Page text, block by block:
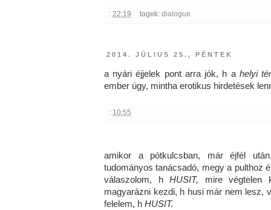
: 22:19 tagek: dialogue
2014. JÚLIUS 25., PÉNTEK
a nyári éjjelek pont arra jók, h a helyi
ember úgy, mintha erotikus hirdetések
: 10:55
amikor a pótkulcsban, már éjfél
tudományos tanácsadó, megy a pulthoz
válaszolom, hHUSIT, mire végtelen
magyarázni kezdi, h husi már nem lesz,
felelem, h HUSIT.